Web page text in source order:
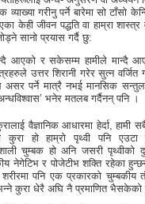
गरीनु पर्ने बारेमा सो टाँसो
जीवन पद्धति वा हाम्रा शास्त्र
सानो प्रयास गर्दै छु:
आएको र सकेसम्म हामीले मान्दै
उत्तर शिरानी गरेर सुत्न
असर पर्ने मात्रै नभई मानसिक
भनेर मतलब गर्दैनन् पनि ।
वैज्ञानिक आधारमा हेर्दा, हामी
कुरा हो हाम्रो पृथ्वी पनि एउटा
चुम्बक हो अनि जसरी पृथ्वीको
नेगेटिभ र पोजेटीभ शक्ति रहेका
शरीरमा पनि एक प्रकारको चुम्बकीय
कुरा धेरै अघि नै प्रमाणित